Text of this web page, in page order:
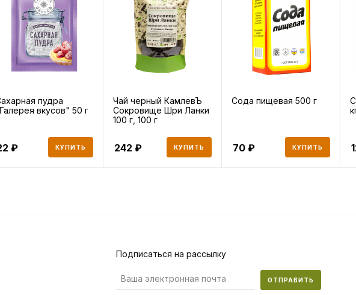
пудра
вкусов" 50 г
КУПИТЬ
Чай черный КамлевЪ
Сокровище Шри Ланки
100 г, 100 г
242 КУПИТЬ
Сода пищевая 500 г
70 КУПИТЬ
Подписаться на рассылку
ОТПРАВИТЬ